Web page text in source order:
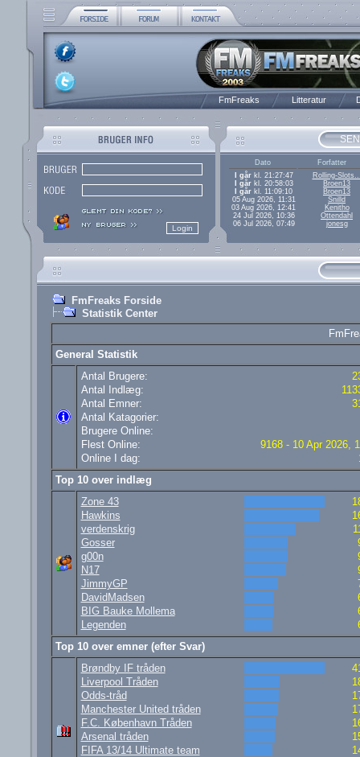
FmFreaks Litteratur
Dato
Forfatter
I gårkl. 21:27:47
Rolling-
I gårkl. 20:58:03
Broen13
I går kl. 11:09:10
Broen13
05 Aug 2026, 11:31
Snilld
03 Aug 2026, 12:41
Kenitho
24 Jul 2026, 10:36
Ottendahl
06 Jul 2026, 07:49
jonesg
FmFreaks Forside
Statistik Center
General Statistik
Antal Brugere:
Antal Indlæg:
Antal Emner:
Antal Katagorier:
Brugere Online:
Flest Online:
9168 - 10 Apr 2026,
Online I dag:
Top 10 over indlæg
Zone 43
Hawkins
verdenskrig
Gosser
g00n
N17
JimmyGP
DavidMadsen
BIG Bauke Mollema
Legenden
Top 10 over emner (efter Svar)
Brøndby IF tråden
Liverpool Tråden
Odds-tråd
Manchester United tråden
F.C. København Tråden
Arsenal tråden
FIFA 13/14 Ultimate team